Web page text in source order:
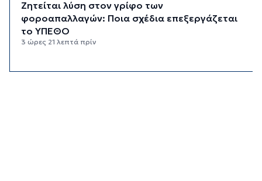
Ζητείται λύση στον γρίφο των
φοροαπαλλαγών: Ποια σχέδια επεξεργάζεται
το ΥΠΕΘΟ
3 ώρες 21 λεπτά πρίν